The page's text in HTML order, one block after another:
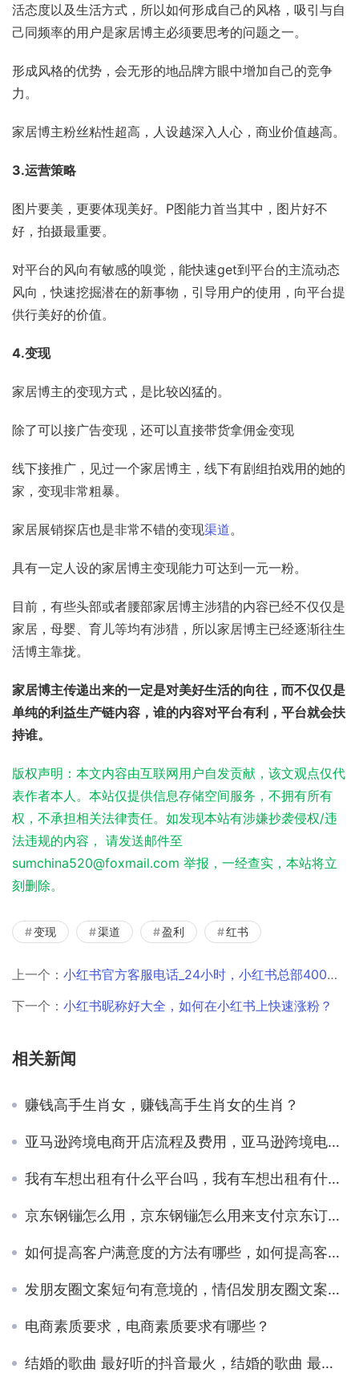
活态度以及生活方式，所以如何形成自己的风格，吸引与自
己同频率的用户是家居博主必须要思考的问题之一。
形成风格的优势，会无形的地品牌方眼中增加自己的竞争
力。
家居博主粉丝粘性超高，人设越深入人心，商业价值越高。
3.运营策略
图片要美，更要体现美好。P图能力首当其中，图片好不
好，拍摄最重要。
对平台的风向有敏感的嗅觉，能快速get到平台的主流动态
风向，快速挖掘潜在的新事物，引导用户的使用，向平台提
供行美好的价值。
4.变现
家居博主的变现方式，是比较凶猛的。
除了可以接广告变现，还可以直接带货拿佣金变现
线下接推广，见过一个家居博主，线下有剧组拍戏用的她的
家，变现非常粗暴。
家居展销探店也是非常不错的变现渠道。
具有一定人设的家居博主变现能力可达到一元一粉。
目前，有些头部或者腰部家居博主涉猎的内容已经不仅仅是
家居，母婴、育儿等均有涉猎，所以家居博主已经逐渐往生
活博主靠拢。
家居博主传递出来的一定是对美好生活的向往，而不仅仅是
单纯的利益生产链内容，谁的内容对平台有利，平台就会扶
持谁。
版权声明：本文内容由互联网用户自发贡献，该文观点仅代
表作者本人。本站仅提供信息存储空间服务，不拥有所有
权，不承担相关法律责任。如发现本站有涉嫌抄袭侵权/违
法违规的内容， 请发送邮件至
sumchina520@foxmail.com 举报，一经查实，本站将立
刻删除。
变现 渠道 盈利 红书
上一个： 小红书官方客服电话_24小时，小红书总部400客服电话？
下一个： 小红书昵称好大全，如何在小红书上快速涨粉？
相关新闻
赚钱高手生肖女，赚钱高手生肖女的生肖？
亚马逊跨境电商开店流程及费用，亚马逊跨境电商开店流程及费用可靠吗？
我有车想出租有什么平台吗，我有车想出租有什么平台吗长沙？
京东钢镚怎么用，京东钢镚怎么用来支付京东订单？
如何提高客户满意度的方法有哪些，如何提高客户满意度的方法有哪些方面？
发朋友圈文案短句有意境的，情侣发朋友圈文案短句有意境的？
电商素质要求，电商素质要求有哪些？
结婚的歌曲 最好听的抖音最火，结婚的歌曲 最好听的抖音最火男的？